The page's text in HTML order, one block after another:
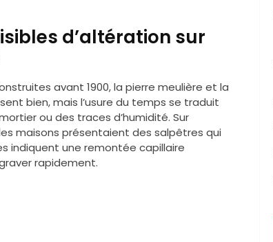
d’altération sur
avant 1900, la pierre meulière et la
bien, mais l’usure du temps se traduit
ou des traces d’humidité. Sur
maisons présentaient des salpêtres qui
indiquent une remontée capillaire
rapidement.